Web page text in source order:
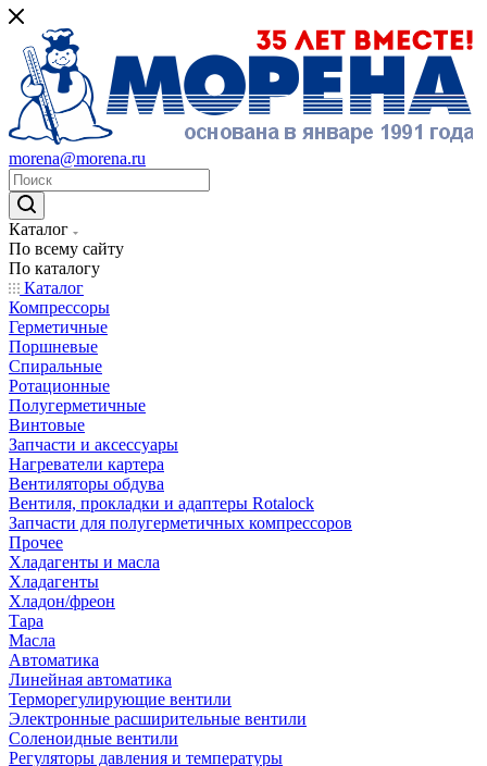
morena@morena.ru
Каталог
По всему сайту
По каталогу
Каталог
Компрессоры
Герметичные
Поршневые
Спиральные
Ротационные
Полугерметичные
Винтовые
Запчасти и аксессуары
Нагреватели картера
Вентиляторы обдува
Вентиля, прокладки и адаптеры Rotalock
Запчасти для полугерметичных компрессоров
Прочее
Хладагенты и масла
Хладагенты
Хладон/фреон
Тара
Масла
Автоматика
Линейная автоматика
Терморегулирующие вентили
Электронные расширительные вентили
Соленоидные вентили
Регуляторы давления и температуры